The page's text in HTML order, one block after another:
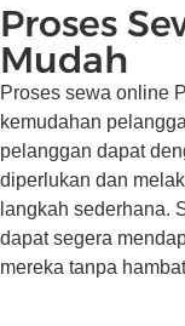
Proses
Mudah
Proses sewa online
kemudahan
pelanggan dapat
diperlukan dan
langkah sederhana.
dapat segera
mereka tanpa